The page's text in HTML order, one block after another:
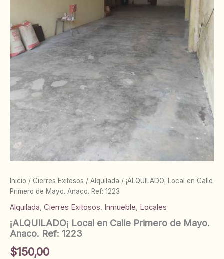
Inicio / Cierres Exitosos / Alquilada / ¡ALQUILADO¡ Local en Calle
Primero de Mayo. Anaco. Ref: 1223
Alquilada, Cierres Exitosos, Inmueble, Locales
¡ALQUILADO¡ Local en Calle Primero de Mayo.
Anaco. Ref: 1223
$150,00